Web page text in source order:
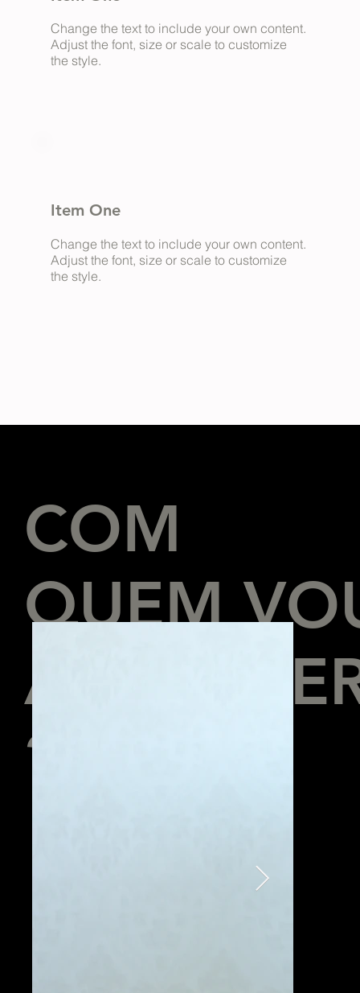
Change the text to include your own content.
Adjust the font, size or scale to customize
the style.
Item One
Change the text to include your own content.
Adjust the font, size or scale to customize
the style.
COM
QUEM
?